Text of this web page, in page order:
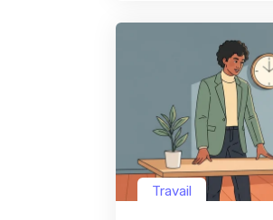
Travail